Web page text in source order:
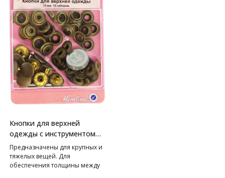
Кнопки для верхней
одежды с инструментом
для установки HEMLINE
Предназначены для крупных и
тяжелых вещей. Для
обеспечения толщины между